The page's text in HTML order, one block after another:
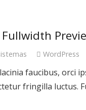
WordPress
faucibus, orci
fringilla luctus.